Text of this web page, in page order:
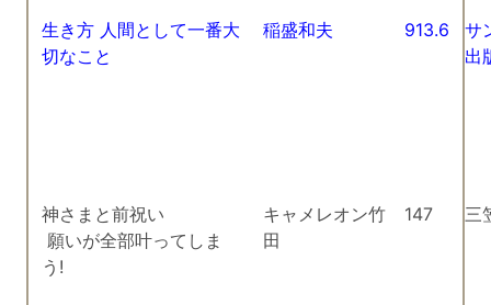
生き方 人間として一番大
切なこと
稲盛和夫 913.6
サ
出
神さまと前祝い
願いが全部叶ってしま
う!
キャメレオン竹
田
147 三